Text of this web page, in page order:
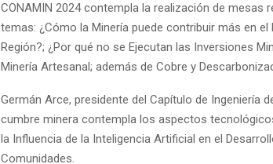
CONAMIN 2024 contempla la realización de mesas
temas: ¿Cómo la Minería puede contribuir más en
Región?; ¿Por qué no se Ejecutan las Inversiones
Minería Artesanal; además de Cobre y
Germán Arce, presidente del Capítulo de Ingeniería
cumbre minera contempla los aspectos
la Influencia de la Inteligencia Artificial en el
Comunidades.